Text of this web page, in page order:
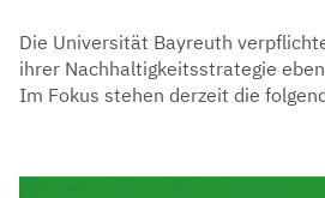
Die Universität Bayreuth
ihrer Nachhaltigkeitsstrategie
Im Fokus stehen derzeit die